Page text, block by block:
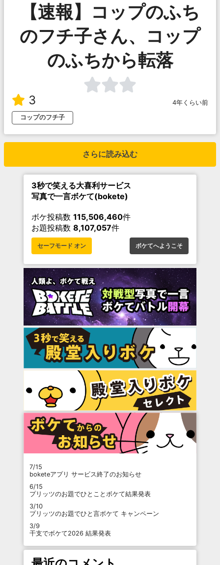
【速報】コップのふち
のフチ子さん、コップ
のふちから転落
3
4年くらい前
コップのフチ子
さらに読み込む
3秒で笑える大喜利サービス
写真で一言ボケて(bokete)
ボケ投稿数 115,506,460件
お題投稿数 8,107,057件
セーフモード オン ボケてへようこそ
7/15
boketeアプリ サービス終了のお知らせ
6/15
プリッツのお題でひとことボケて結果発表
3/10
プリッツのお題でひと言ボケて キャンペーン
3/9
干支でボケて2026 結果発表